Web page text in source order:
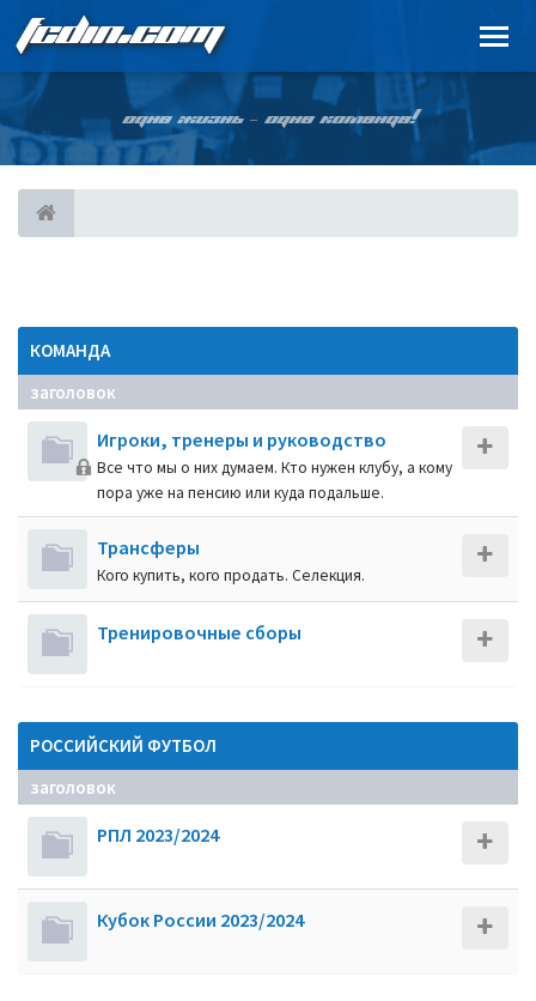
FCDIN.COM
ОДНА ЖИЗНЬ – ОДНА КОМАНДА!
КОМАНДА
заголовок
Игроки, тренеры и руководство
Все что мы о них думаем. Кто нужен клубу, а кому
пора уже на пенсию или куда подальше.
Трансферы
Кого купить, кого продать. Селекция.
Тренировочные сборы
РОССИЙСКИЙ ФУТБОЛ
заголовок
РПЛ 2023/2024
Кубок России 2023/2024